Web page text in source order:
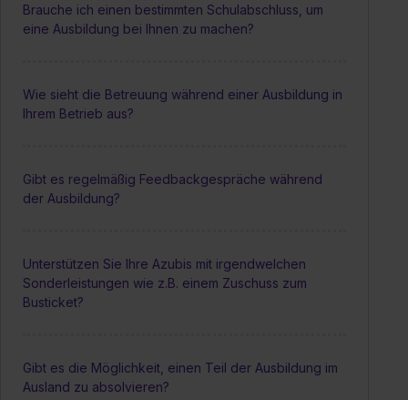
Brauche ich einen bestimmten Schulabschluss, um
eine Ausbildung bei Ihnen zu machen?
Wie sieht die Betreuung während einer Ausbildung in
Ihrem Betrieb aus?
Gibt es regelmäßig Feedbackgespräche während
der Ausbildung?
Unterstützen Sie Ihre Azubis mit irgendwelchen
Sonderleistungen wie z.B. einem Zuschuss zum
Busticket?
Gibt es die Möglichkeit, einen Teil der Ausbildung im
Ausland zu absolvieren?